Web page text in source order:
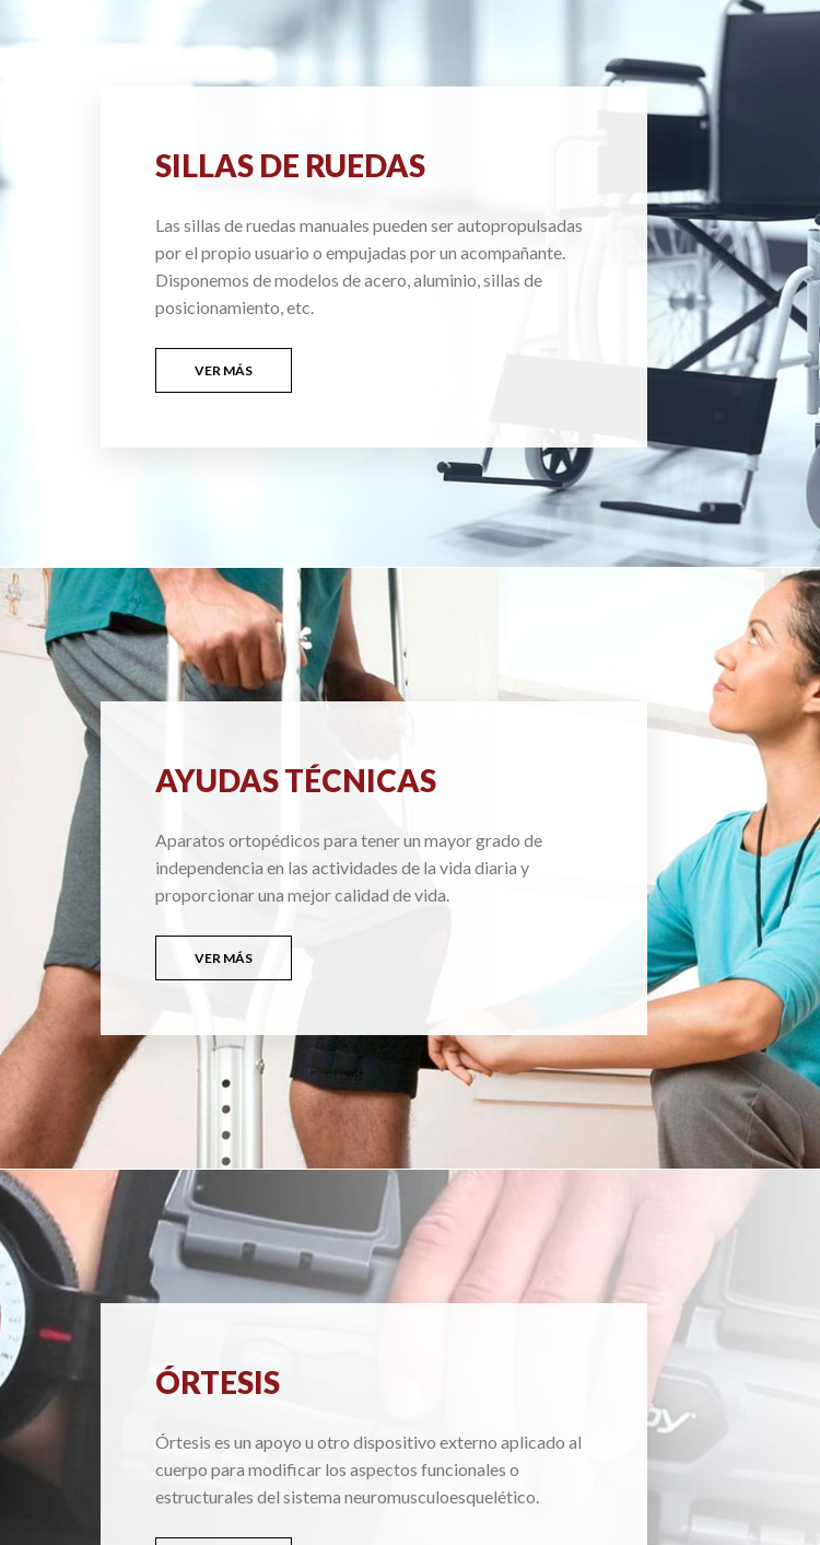
SILLAS DE RUEDAS
Las sillas de ruedas manuales pueden ser autopropulsadas
por el propio usuario o empujadas por un acompañante.
Disponemos de modelos de acero, aluminio, sillas de
posicionamiento, etc.
VER MÁS
AYUDAS TÉCNICAS
Aparatos ortopédicos para tener un mayor grado de
independencia en las actividades de la vida diaria y
proporcionar una mejor calidad de vida.
VER MÁS
ÓRTESIS
Órtesis es un apoyo u otro dispositivo externo aplicado al
cuerpo para modificar los aspectos funcionales o
estructurales del sistema neuromusculoesquelético.